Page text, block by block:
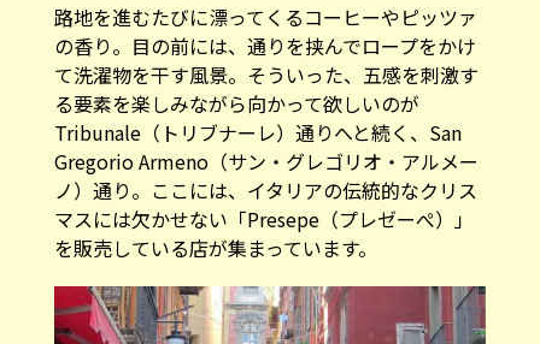
路地を進むたびに漂ってくるコーヒーやピッツァ
の香り。目の前には、通りを挟んでロープをかけ
て洗濯物を干す風景。そういった、五感を刺激す
る要素を楽しみながら向かって欲しいのが
Tribunale（トリブナーレ）通りへと続く、San
Gregorio Armeno（サン・グレゴリオ・アルメー
ノ）通り。ここには、イタリアの伝統的なクリス
マスには欠かせない「Presepe（プレゼーぺ）」
を販売している店が集まっています。